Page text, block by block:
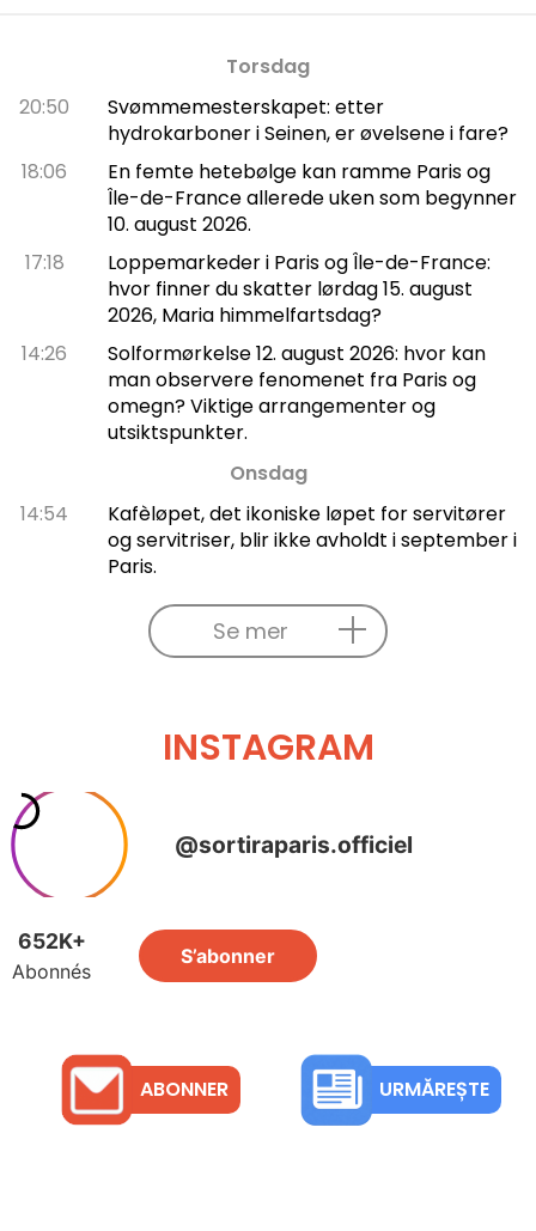
Torsdag
20:50
Svømmemesterskapet: etter
hydrokarboner i Seinen, er øvelsene i fare?
18:06
En femte hetebølge kan ramme Paris og
Île-de-France allerede uken som begynner
10. august 2026.
17:18
Loppemarkeder i Paris og Île-de-France:
hvor finner du skatter lørdag 15. august
2026, Maria himmelfartsdag?
14:26
Solformørkelse 12. august 2026: hvor kan
man observere fenomenet fra Paris og
omegn? Viktige arrangementer og
utsiktspunkter.
Onsdag
14:54
Kafèløpet, det ikoniske løpet for servitører
og servitriser, blir ikke avholdt i september i
Paris.
Se mer
INSTAGRAM
ABONNER URMĂREȘTE